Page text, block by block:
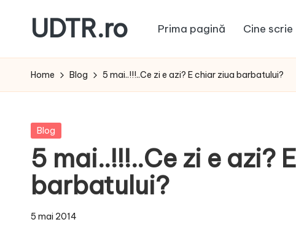
content
UDTR.ro
dorul
te
Prima pagină Cine scrie
Home Blog 5 mai..!!!..Ce zi e azi? E chiar ziua barbatului?
Posted
Blog
5 mai..!!!..Ce zi e azi?
barbatului?
5 mai 2014